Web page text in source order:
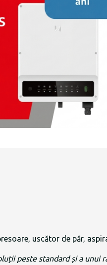
uscător de păr,
peste standard și a